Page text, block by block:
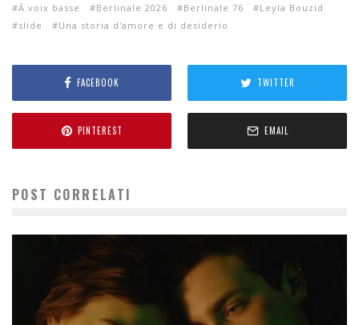
À voix basse Berlinale 2026 Berlinale 76
Leyla Bouzid
slide
Una storia d'amore e di desiderio
FACEBOOK TWITTER
PINTEREST EMAIL
POST CORRELATI